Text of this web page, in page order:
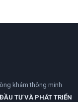
khám thông minh
TƯ VÀ PHÁT TRIỂN